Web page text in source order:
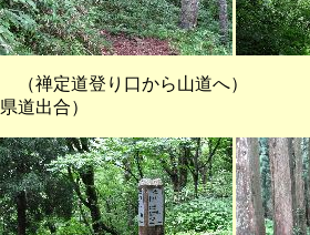
（禅定道登り口から山道
県道出合）